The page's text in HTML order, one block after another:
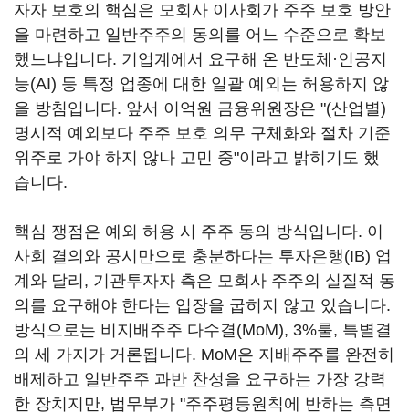
자자 보호의 핵심은 모회사 이사회가 주주 보호 방안
을 마련하고 일반주주의 동의를 어느 수준으로 확보
했느냐입니다. 기업계에서 요구해 온 반도체·인공지
능(AI) 등 특정 업종에 대한 일괄 예외는 허용하지 않
을 방침입니다. 앞서 이억원 금융위원장은 "(산업별)
명시적 예외보다 주주 보호 의무 구체화와 절차 기준
위주로 가야 하지 않나 고민 중"이라고 밝히기도 했
습니다.
핵심 쟁점은 예외 허용 시 주주 동의 방식입니다. 이
사회 결의와 공시만으로 충분하다는 투자은행(IB) 업
계와 달리, 기관투자자 측은 모회사 주주의 실질적 동
의를 요구해야 한다는 입장을 굽히지 않고 있습니다.
방식으로는 비지배주주 다수결(MoM), 3%룰, 특별결
의 세 가지가 거론됩니다. MoM은 지배주주를 완전히
배제하고 일반주주 과반 찬성을 요구하는 가장 강력
한 장치지만, 법무부가 "주주평등원칙에 반하는 측면